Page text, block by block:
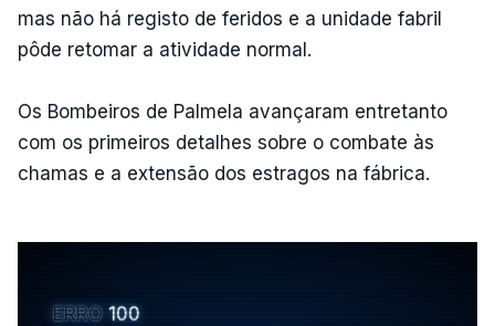
mas não há registo de feridos e a unidade fabril
pôde retomar a atividade normal.
Os Bombeiros de Palmela avançaram entretanto
com os primeiros detalhes sobre o combate às
chamas e a extensão dos estragos na fábrica.
ERRO 100